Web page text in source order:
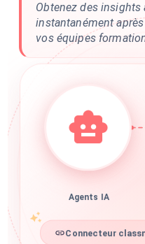
Obtenez des insights
instantanément
vos équipes
Agents IA
Connecteur